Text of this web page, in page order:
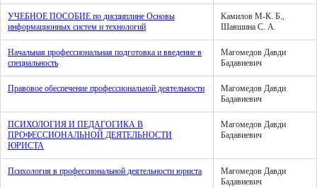
УЧЕБНОЕ ПОСОБИЕ по дисциплине Основы
информационных систем и технологий
Камилов М-К. Б.,
Шавшина С. А.
Начальная профессиональная подготовка и введение в
специальность
Магомедов Давди
Бадавиевич
Правовое обеспечение профессиональной деятельности
Магомедов Давди
Бадавиевич
ПСИХОЛОГИЯ И ПЕДАГОГИКА В
ПРОФЕССИОНАЛЬНОЙ ДЕЯТЕЛЬНОСТИ
ЮРИСТА
Магомедов Давди
Бадавиевич
Психология в профессиональной деятельности юриста
Магомедов Давди
Бадавиевич